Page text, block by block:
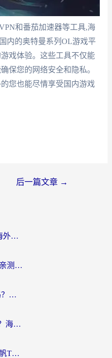
和番茄加速器等工具,海
内的奥特曼系列OL游戏平
戏体验。这些工具不仅能
保您的网络安全和隐私。
您也能尽情享受国内游戏
后一篇文章 →
雷神手游和sixfast哪个好？海外党亲测3款回国加速器，教你选对不踩坑
穿梭和快喵好用吗？海外党亲测：小众加速器对比+番茄加速器深度体验
云极和Unblock Youku好用吗？海外党亲测+2026回国加速器避坑指南
ChickCN和海外回国好用吗？海外党2026亲测：从手游到影音，选对加速器的3个关键
海外党必看：雷神手游和快帆TV版好用吗？3步选对回国加速器不踩坑